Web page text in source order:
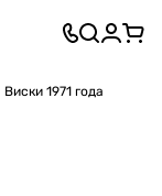
Виски 1971 года